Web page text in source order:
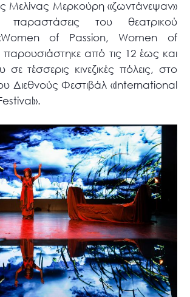
Μελίνας Μερκούρη «ζωντάνεψαν»
παραστάσεις του θεατρικού
of Passion, Women of
από τις 12 έως και
σε τέσσερις κινεζικές πόλεις, στο
Διεθνούς Φεστιβάλ «International